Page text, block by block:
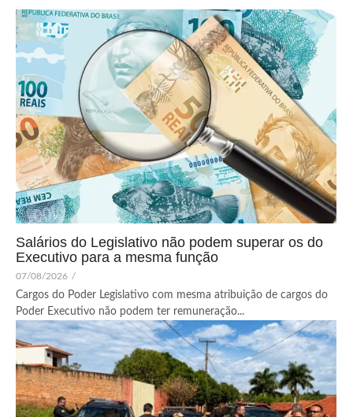
Salários do Legislativo não podem superar os do
Executivo para a mesma função
07/08/2026 /
Cargos do Poder Legislativo com mesma atribuição de cargos do
Poder Executivo não podem ter remuneração...